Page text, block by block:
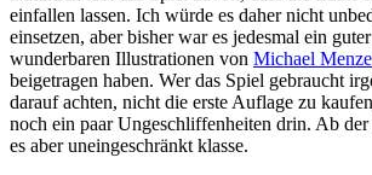
einfallen lassen. Ich würde es daher nicht
einsetzen, aber bisher war es jedesmal ein
wunderbaren Illustrationen von Michael
beigetragen haben. Wer das Spiel gebraucht
darauf achten, nicht die erste Auflage zu
noch ein paar Ungeschliffenheiten drin. Ab
es aber uneingeschränkt klasse.